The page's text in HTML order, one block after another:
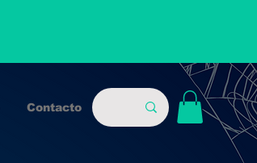
Contacto